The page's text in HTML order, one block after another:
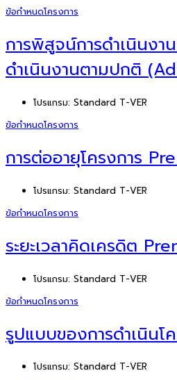
ข้อกำหนดโครงการ
การพิสูจน์การดำเนินงา
ดำเนินงานตามปกติ
โปรแกรม: Standard T-VER
ข้อกำหนดโครงการ
การต่ออายุโครงการ
โปรแกรม: Standard T-VER
ข้อกำหนดโครงการ
ระยะเวลาคิดเครดิต
โปรแกรม: Standard T-VER
ข้อกำหนดโครงการ
รูปแบบของการดำเนินโ
โปรแกรม: Standard T-VER